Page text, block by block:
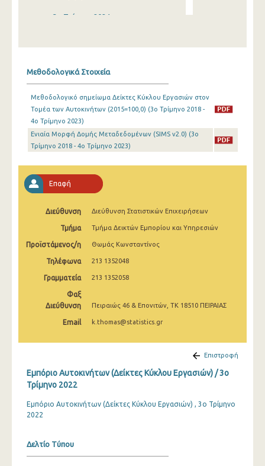
3o Τρίμηνο 2024
3o Τρίμηνο 2023
2o Τρίμηνο 2023
1o Τρίμηνο 2023
4o Τρίμηνο 2022
3o Τρίμηνο 2022
2o Τρίμηνο 2022
1o Τρίμηνο 2022
4o Τρίμηνο 2021
3o Τρίμηνο 2021
2o Τρίμηνο 2021
2o Τρίμηνο 2020
1o Τρίμηνο 2020
3o Τρίμηνο 2019
Μεθοδολογικά Στοιχεία
Μεθοδολογικό σημείωμα Δείκτες Κύκλου Εργασιών στον
Τομέα των Αυτοκινήτων (2015=100,0) (3o Τρίμηνο 2018 -
4o Τρίμηνο 2023)
Ενιαία Μορφή Δομής Μεταδεδομένων (SIMS v2.0) (3o
Τρίμηνο 2018 - 4o Τρίμηνο 2023)
Επαφή
Διεύθυνση Διεύθυνση Στατιστικών Επιχειρήσεων
Τμήμα Τμήμα Δεικτών Εμπορίου και Υπηρεσιών
Προϊστάμενος/η Θωμάς Κωνσταντίνος
Τηλέφωνα 213 1352048
Γραμματεία 213 1352058
Φαξ
Διεύθυνση
Πειραιώς 46 & Επονιτών, ΤΚ 18510 ΠΕΙΡΑΙΑΣ
Email k.thomas@statistics.gr
Επιστροφή
Εμπόριο Αυτοκινήτων (Δείκτες Κύκλου Εργασιών) / 3o
Τρίμηνο 2022
Εμπόριο Αυτοκινήτων (Δείκτες Κύκλου Εργασιών) , 3ο Τρίμηνο
2022
Δελτίο Τύπου